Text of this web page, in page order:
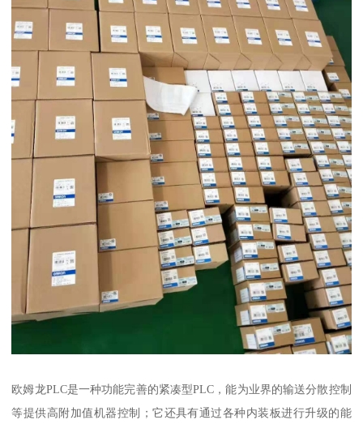
欧姆龙PLC是一种功能完善的紧凑型PLC，能为业界的输送分散控制
等提供高附加值机器控制；它还具有通过各种内装板进行升级的能